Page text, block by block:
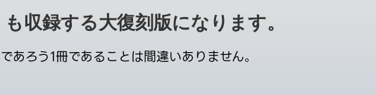
も収録する大復刻版になります。
あろう1冊であることは間違いありません。